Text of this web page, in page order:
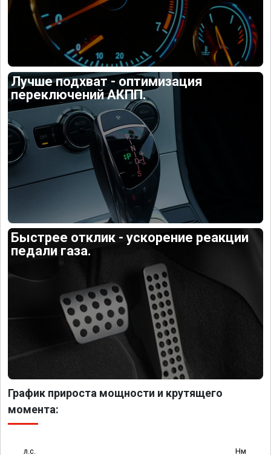
Лучше подхват - оптимизация
переключений АКПП.
Быстрее отклик - ускорение реакции
педали газа.
График прироста мощности и крутящего
момента:
л.с. Нм